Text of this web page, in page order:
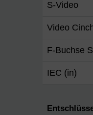
S-Video
Video
F-Buchse
IEC (in)